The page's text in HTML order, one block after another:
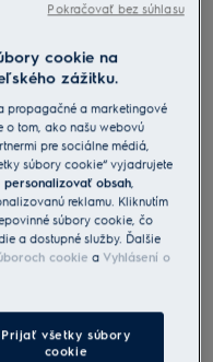
mrazničkou
Informačný list výrobku
zachováva až 95 %
Dlhšia čerstvosť
zo 70 % z recyklovaného
cookie na
zážitku.
propagačné a marketingové
o tom, ako našu webovú
pre sociálne médiá,
súbory cookie“ vyjadrujete
personalizovať obsah,
reklamu. Kliknutím
súbory cookie, čo
a dostupné služby. Ďalšie
cookie a Vyhlásení o
Prijať všetky súbory
cookie
Pokračovať bez súhlasu